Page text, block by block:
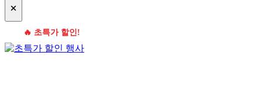
🔥 초특가 할인!